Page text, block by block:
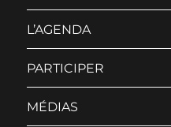
L’AGENDA
PARTICIPER
MÉDIAS